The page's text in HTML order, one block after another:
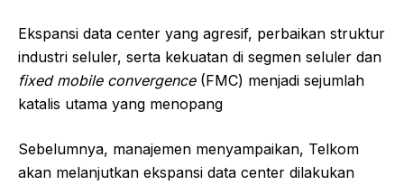
Ekspansi data center yang agresif, perbaikan struktur
industri seluler, serta kekuatan di segmen seluler dan
fixed mobile convergence (FMC) menjadi sejumlah
katalis utama yang menopang
Sebelumnya, manajemen menyampaikan, Telkom
akan melanjutkan ekspansi data center dilakukan